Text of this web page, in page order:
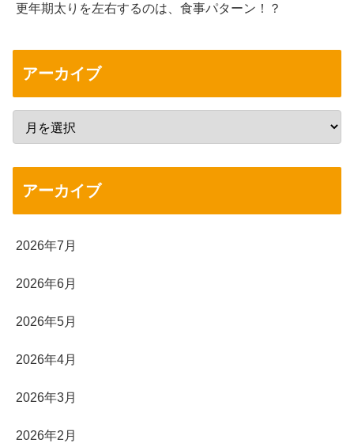
更年期太りを左右するのは、食事パターン！？
アーカイブ
アーカイブ
2026年7月
2026年6月
2026年5月
2026年4月
2026年3月
2026年2月